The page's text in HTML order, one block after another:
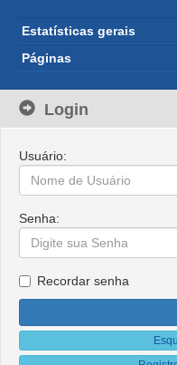
Estatísticas gerais
Páginas
Login
Usuário:
Senha:
Recordar senha